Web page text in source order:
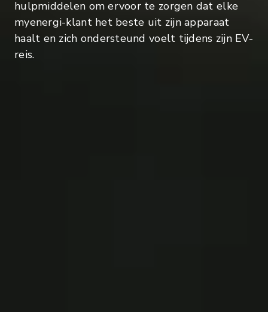
hulpmiddelen om ervoor te zorgen dat elke
myenergi-klant het beste uit zijn apparaat
haalt en zich ondersteund voelt tijdens zijn EV-
reis.